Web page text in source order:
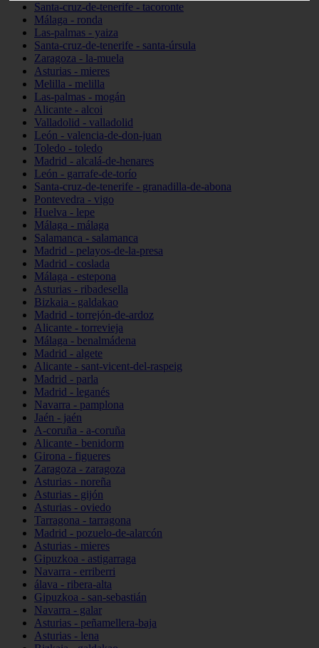
Santa-cruz-de-tenerife - tacoronte
Málaga - ronda
Las-palmas - yaiza
Santa-cruz-de-tenerife - santa-úrsula
Zaragoza - la-muela
Asturias - mieres
Melilla - melilla
Las-palmas - mogán
Alicante - alcoi
Valladolid - valladolid
León - valencia-de-don-juan
Toledo - toledo
Madrid - alcalá-de-henares
León - garrafe-de-torío
Santa-cruz-de-tenerife - granadilla-de-abona
Pontevedra - vigo
Huelva - lepe
Málaga - málaga
Salamanca - salamanca
Madrid - pelayos-de-la-presa
Madrid - coslada
Málaga - estepona
Asturias - ribadesella
Bizkaia - galdakao
Madrid - torrejón-de-ardoz
Alicante - torrevieja
Málaga - benalmádena
Madrid - algete
Alicante - sant-vicent-del-raspeig
Madrid - parla
Madrid - leganés
Navarra - pamplona
Jaén - jaén
A-coruña - a-coruña
Alicante - benidorm
Girona - figueres
Zaragoza - zaragoza
Asturias - noreña
Asturias - gijón
Asturias - oviedo
Tarragona - tarragona
Madrid - pozuelo-de-alarcón
Asturias - mieres
Gipuzkoa - astigarraga
Navarra - erriberri
álava - ribera-alta
Gipuzkoa - san-sebastián
Navarra - galar
Asturias - peñamellera-baja
Asturias - lena